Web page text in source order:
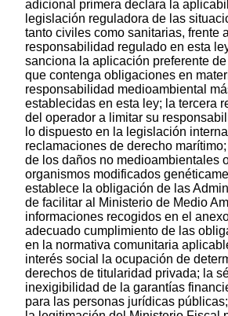
adicional primera declara la
legislación reguladora de las
tanto civiles como sanitarias, frente
responsabilidad regulado en esta
sanciona la aplicación preferente
que contenga obligaciones en
responsabilidad medioambiental
establecidas en esta ley; la tercera
del operador a limitar su
lo dispuesto en la legislación
reclamaciones de derecho
de los daños no medioambientales
organismos modificados
establece la obligación de las
de facilitar al Ministerio de Medio
informaciones recogidos en el
adecuado cumplimiento de las
en la normativa comunitaria
interés social la ocupación de
derechos de titularidad privada; la
inexigibilidad de la garantías
para las personas jurídicas